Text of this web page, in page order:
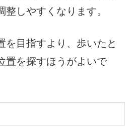
しやすくなります。
を目指すより、歩いたと
置を探すほうがよいで